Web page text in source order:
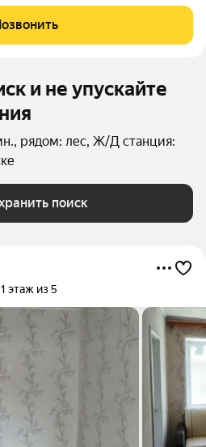
жизни: уютный зелёный
и не упускайте
рядом: лес, Ж/Д станция:
поиск
1 этаж из 5